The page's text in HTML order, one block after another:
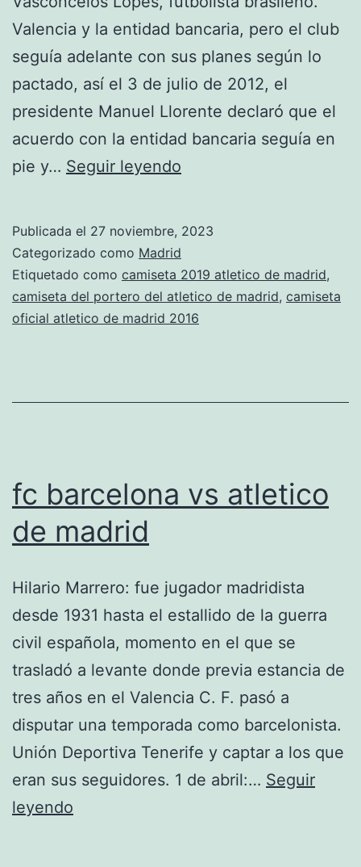
Valencia y la entidad bancaria, pero el club
seguía adelante con sus planes según lo
pactado, así el 3 de julio de 2012, el
presidente Manuel Llorente declaró que el
acuerdo con la entidad bancaria seguía en
pie y… Seguir leyendo
athletic
de
bilbao
Publicada el 27 noviembre, 2023
Categorizado como Madrid
Etiquetado como camiseta 2019 atletico de madrid,
camiseta del portero del atletico de madrid, camiseta
oficial atletico de madrid 2016
fc barcelona vs atletico
de madrid
Hilario Marrero: fue jugador madridista
desde 1931 hasta el estallido de la guerra
civil española, momento en el que se
trasladó a levante donde previa estancia de
tres años en el Valencia C. F. pasó a
disputar una temporada como barcelonista.
Unión Deportiva Tenerife y captar a los que
eran sus seguidores. 1 de abril:… Seguir
leyendo